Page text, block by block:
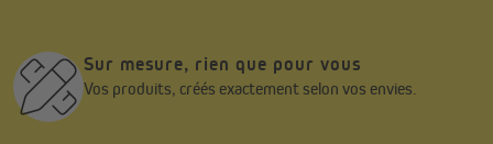
Sur mesure, rien que pour vous
Vos produits, créés exactement selon vos envies.